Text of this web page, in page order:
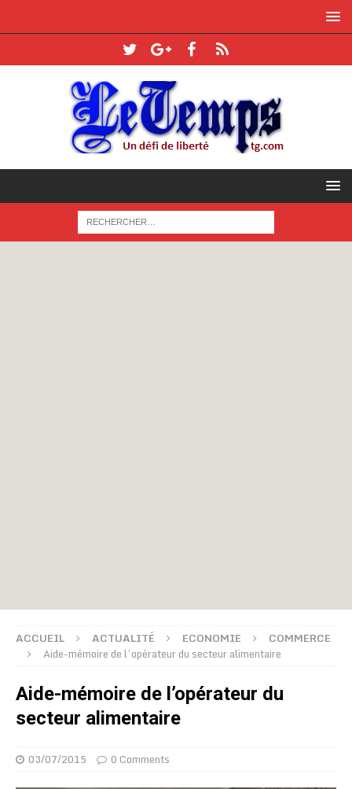
ACCUEIL ACTUALITÉ ECONOMIE
COMMERCE
Aide-mémoire de l’opérateur du secteur alimentaire
Aide-mémoire de l’opérateur du
secteur alimentaire
03/07/2015 0 Comments